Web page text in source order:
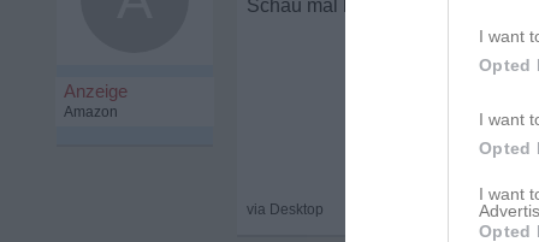
I want
Opted
I want
Opted
I want
Opted